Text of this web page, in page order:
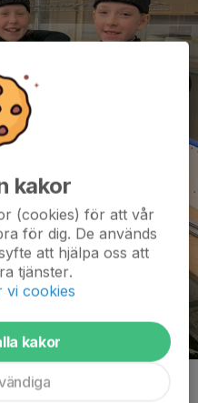
kakor
(cookies) för att vår
för dig. De används
att hjälpa oss att
tjänster.
vi cookies
kakor